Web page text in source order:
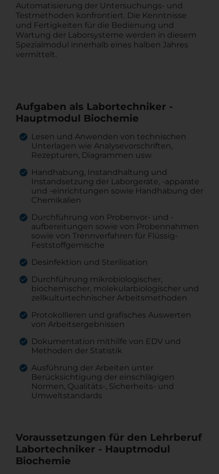
Automatisierung der Untersuchungs- und
Testmethoden konfrontiert. Die Kenntnisse
und Fertigkeiten für die Bedienung und
Wartung der Laborsysteme werden in diesem
Spezialmodul innerhalb eines halben Jahres
vermittelt.
Aufgaben als Labortechniker -
Hauptmodul Biochemie
Lesen und Anwenden von technischen
Unterlagen wie Analysevorschriften,
Rezepturen, Diagrammen usw.
Handhabung, Instandhaltung und
Instandsetzung der Laborgeräte, -apparate
und -einrichtungen sowie Handhabung der
Chemikalien
Durchführung von Probenvor- und -
aufbereitungen sowie von Probennahmen
sowie von Trennverfahren für Flüssig-
Feststoffgemische
Desinfektion und Sterilisation
Durchführung mikrobiologischer,
biochemischer, molekularbiologischer und
zellkulturtechnischer Arbeitsmethoden
Protokollieren und grafisches Auswerten
von Arbeitsergebnissen
Dokumentation mithilfe von EDV und
Methoden der Statistik
Ausführung der Arbeiten unter
Berücksichtigung der einschlägigen
Normen, Qualitäts-, Sicherheits- und
Umweltstandards
Voraussetzungen für den Lehrberuf
Labortechniker - Hauptmodul
Biochemie